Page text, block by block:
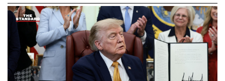
ทรัมป์ยังใช้โอกาสนี้ประกาศอย่างเป็นทางการว่า การ
ประชุมสุดยอดครั้งที่ 2 ระหว่างเขากับ คิมจองอึน ผู้นำ
เกาหลีเหนือ จะจัดขึ้นที่ประเทศเวียดนาม ระหว่างวันที่ 27-28
กุมภาพันธ์นี้